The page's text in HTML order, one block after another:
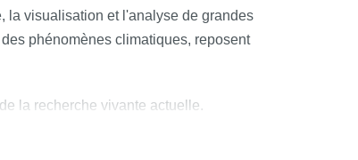
la visualisation et l'analyse de grandes
phénomènes climatiques, reposent
la recherche vivante actuelle.
spécialisation pour préparer la suite